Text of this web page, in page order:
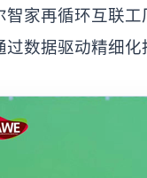
家再循环互联
数据驱动精细